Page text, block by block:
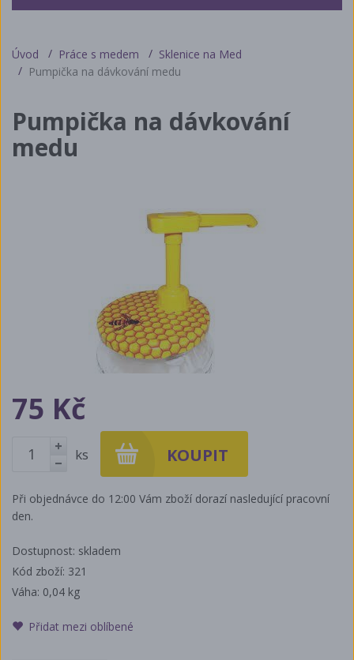
Úvod Práce s medem
Sklenice na Med
Pumpička na dávkování medu
Pumpička na dávkování
medu
75 Kč
+
ks
Při objednávce do 12:00 Vám zboží dorazí nasledující pracovní
den.
Dostupnost: skladem
Kód zboží: 321
Váha: 0,04 kg
Přidat mezi oblíbené